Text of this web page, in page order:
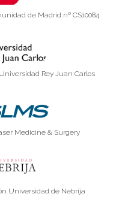
de Madrid nº CS10084
Rey Juan Carlos
Medicine & Surgery
Universidad de Nebrija